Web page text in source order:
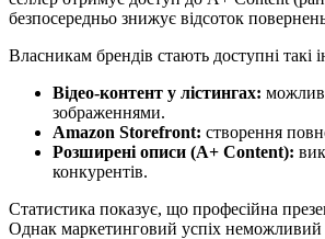
безпосередньо знижує відсоток
Власникам брендів стають доступні такі
Відео-контент у лістингах:
зображеннями.
Amazon Storefront: створення
Розширені описи (A+ Content):
конкурентів.
Статистика показує, що професійна
Однак маркетинговий успіх неможливий